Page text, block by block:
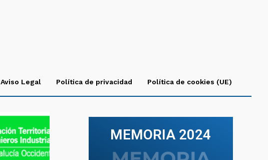
Aviso Legal Política de privacidad Política de cookies (UE)
MEMORIA 2024